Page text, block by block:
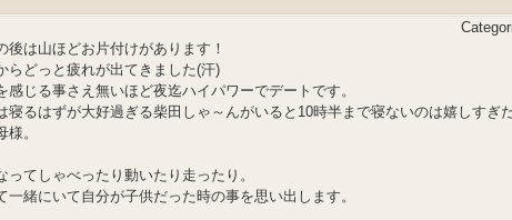
後は山ほどお片付けがあります！
らどっと疲れが出てきました(汗)
感じる事さえ無いほど夜迄ハイパワーでデートです。
寝るはずが大好過ぎる柴田しゃ～んがいると10時半まで寝ないのは嬉しすぎ
様。
ってしゃべったり動いたり走ったり。
一緒にいて自分が子供だった時の事を思い出します。